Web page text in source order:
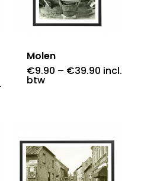
Molen
€9.90 – €39.90 incl.
btw